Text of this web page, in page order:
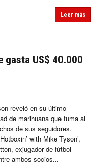
Leer más
gasta US$ 40.000
reveló en su último
de marihuana que fuma al
de sus seguidores.
with Mike Tyson’,
exjugador de fútbol
ambos socios...